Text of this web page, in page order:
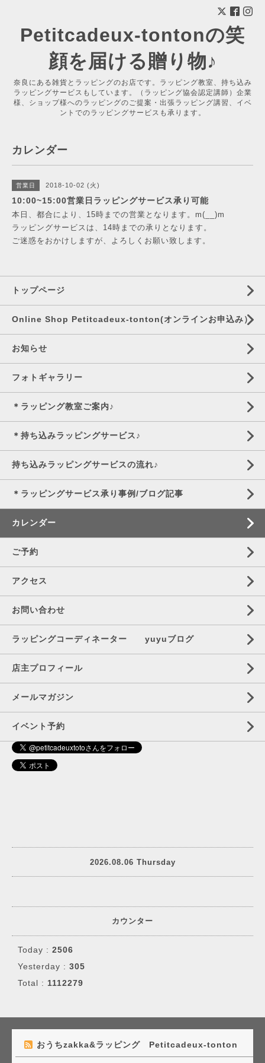
Petitcadeux-tontonの笑
顔を届ける贈り物♪
奈良にある雑貨とラッピングのお店です。ラッピング教室、持ち込み
ラッピングサービスもしています。（ラッピング協会認定講師）企業
様、ショップ様へのラッピングのご提案・出張ラッピング講習、イベ
ントでのラッピングサービスも承ります。
カレンダー
営業日 2018-10-02 (火)
10:00~15:00営業日ラッピングサービス承り可能
本日、都合により、15時までの営業となります。m(__)m
ラッピングサービスは、14時までの承りとなります。
ご迷惑をおかけしますが、よろしくお願い致します。
トップページ
Online Shop Petitcadeux-tonton(オンラインお申込み）
お知らせ
フォトギャラリー
＊ラッピング教室ご案内♪
＊持ち込みラッピングサービス♪
持ち込みラッピングサービスの流れ♪
＊ラッピングサービス承り事例/ブログ記事
カレンダー
ご予約
アクセス
お問い合わせ
ラッピングコーディネーター yuyuブログ
店主プロフィール
メールマガジン
イベント予約
2026.08.06 Thursday
カウンター
Today : 2506
Yesterday : 305
Total : 1112279
おうちzakka&ラッピング Petitcadeux-tonton